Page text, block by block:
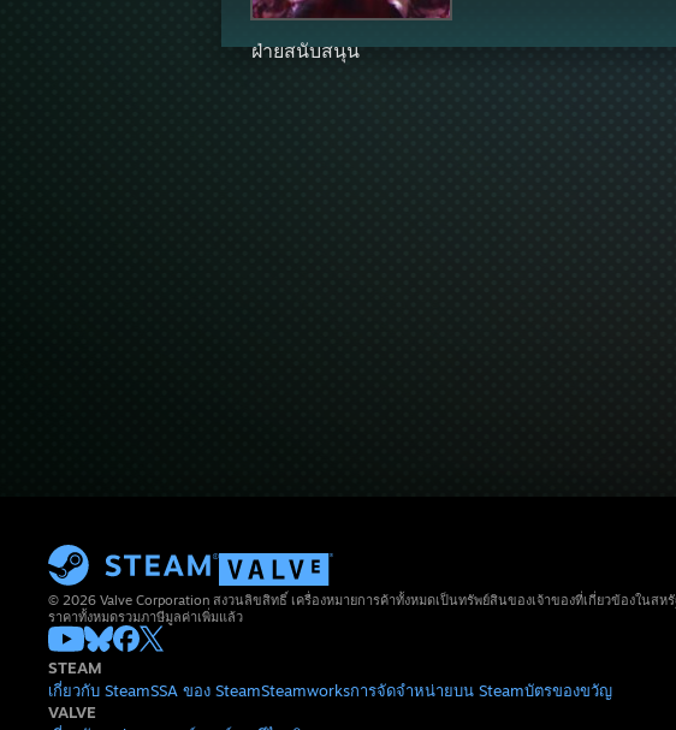
ฝ่ายสนับสนุน
© 2026 Valve Corporation สงวนลิขสิทธิ์ เครื่องหมายการค้าทั้งหมดเป็นทรัพย์สินของเจ้าของที่เกี่ยวข้องในสห
ราคาทั้งหมดรวมภาษีมูลค่าเพิ่มแล้ว
STEAM
เกี่ยวกับ SteamSSA ของ SteamSteamworksการจัดจำหน่ายบน Steamบัตรของขวัญ
VALVE